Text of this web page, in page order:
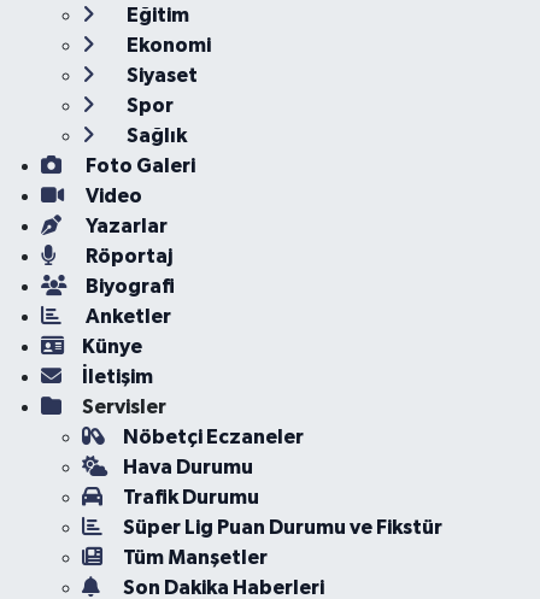
Eğitim
Ekonomi
Siyaset
Spor
Sağlık
Foto Galeri
Video
Yazarlar
Röportaj
Biyografi
Anketler
Künye
İletişim
Servisler
Nöbetçi Eczaneler
Hava Durumu
Trafik Durumu
Süper Lig Puan Durumu ve Fikstür
Tüm Manşetler
Son Dakika Haberleri